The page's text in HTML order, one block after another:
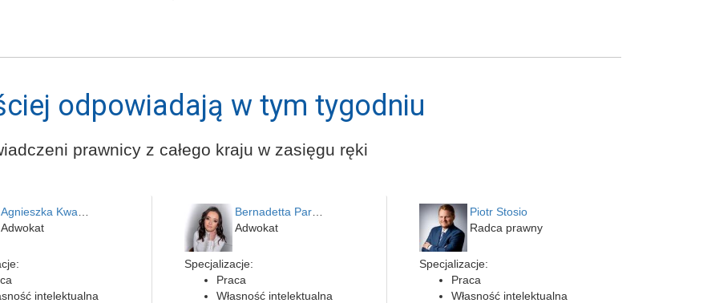
odpowiadają w tym tygodniu
prawnicy z całego kraju w zasięgu ręki
Adwokat
intelektualna
Adwokat
Specjalizacje:
Praca
Własność intelektualna
Piotr Stosio
Radca prawny
Specjalizacje:
Praca
Własność intelektualna